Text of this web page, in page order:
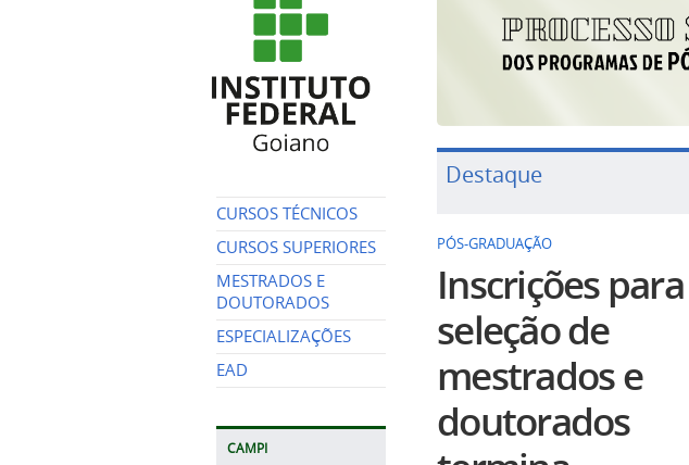
CURSOS TÉCNICOS
CURSOS SUPERIORES
MESTRADOS E
DOUTORADOS
ESPECIALIZAÇÕES
EAD
CAMPI
Destaque
PÓS-GRADUAÇÃO
Inscrições para
seleção de
mestrados e
doutorados